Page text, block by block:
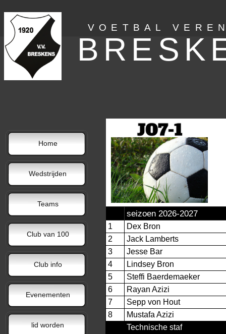
VOETBAL
Home
Wedstrijden
Teams
Club van 100
Club info
Evenementen
lid worden
seizoen 2026-2027
1
Dex Bron
2
Jack Lamberts
3
Jesse Bar
4
Lindsey Bron
5
Steffi Baerdemaeker
6
Rayan Azizi
7
Sepp von Hout
8
Mustafa Azizi
Technische staf